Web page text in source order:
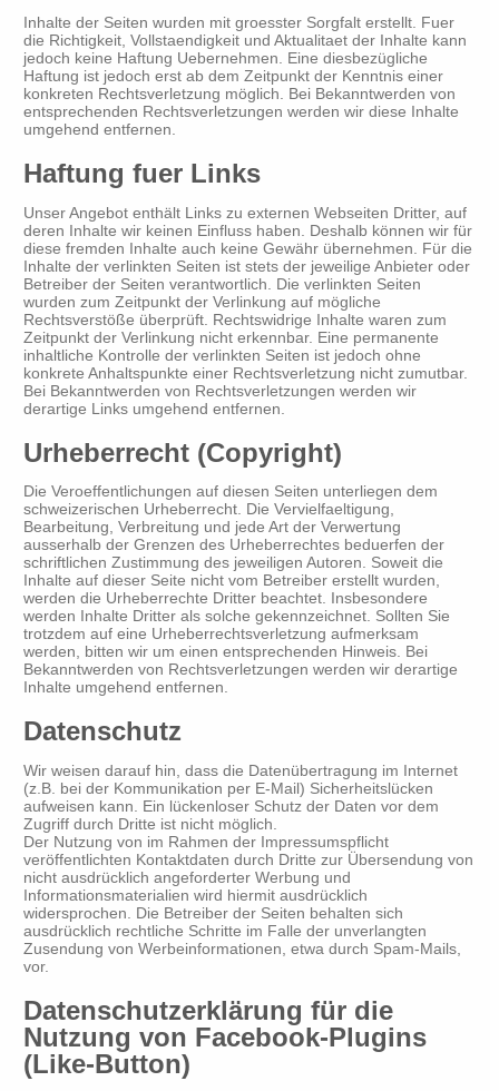
Inhalte der Seiten wurden mit groesster Sorgfalt erstellt. Fuer
die Richtigkeit, Vollstaendigkeit und Aktualitaet der Inhalte kann
jedoch keine Haftung Uebernehmen. Eine diesbezügliche
Haftung ist jedoch erst ab dem Zeitpunkt der Kenntnis einer
konkreten Rechtsverletzung möglich. Bei Bekanntwerden von
entsprechenden Rechtsverletzungen werden wir diese Inhalte
umgehend entfernen.
Haftung fuer Links
Unser Angebot enthält Links zu externen Webseiten Dritter, auf
deren Inhalte wir keinen Einfluss haben. Deshalb können wir für
diese fremden Inhalte auch keine Gewähr übernehmen. Für die
Inhalte der verlinkten Seiten ist stets der jeweilige Anbieter oder
Betreiber der Seiten verantwortlich. Die verlinkten Seiten
wurden zum Zeitpunkt der Verlinkung auf mögliche
Rechtsverstöße überprüft. Rechtswidrige Inhalte waren zum
Zeitpunkt der Verlinkung nicht erkennbar. Eine permanente
inhaltliche Kontrolle der verlinkten Seiten ist jedoch ohne
konkrete Anhaltspunkte einer Rechtsverletzung nicht zumutbar.
Bei Bekanntwerden von Rechtsverletzungen werden wir
derartige Links umgehend entfernen.
Urheberrecht (Copyright)
Die Veroeffentlichungen auf diesen Seiten unterliegen dem
schweizerischen Urheberrecht. Die Vervielfaeltigung,
Bearbeitung, Verbreitung und jede Art der Verwertung
ausserhalb der Grenzen des Urheberrechtes beduerfen der
schriftlichen Zustimmung des jeweiligen Autoren. Soweit die
Inhalte auf dieser Seite nicht vom Betreiber erstellt wurden,
werden die Urheberrechte Dritter beachtet. Insbesondere
werden Inhalte Dritter als solche gekennzeichnet. Sollten Sie
trotzdem auf eine Urheberrechtsverletzung aufmerksam
werden, bitten wir um einen entsprechenden Hinweis. Bei
Bekanntwerden von Rechtsverletzungen werden wir derartige
Inhalte umgehend entfernen.
Datenschutz
Wir weisen darauf hin, dass die Datenübertragung im Internet
(z.B. bei der Kommunikation per E-Mail) Sicherheitslücken
aufweisen kann. Ein lückenloser Schutz der Daten vor dem
Zugriff durch Dritte ist nicht möglich.
Der Nutzung von im Rahmen der Impressumspflicht
veröffentlichten Kontaktdaten durch Dritte zur Übersendung von
nicht ausdrücklich angeforderter Werbung und
Informationsmaterialien wird hiermit ausdrücklich
widersprochen. Die Betreiber der Seiten behalten sich
ausdrücklich rechtliche Schritte im Falle der unverlangten
Zusendung von Werbeinformationen, etwa durch Spam-Mails,
vor.
Datenschutzerklärung für die
Nutzung von Facebook-Plugins
(Like-Button)